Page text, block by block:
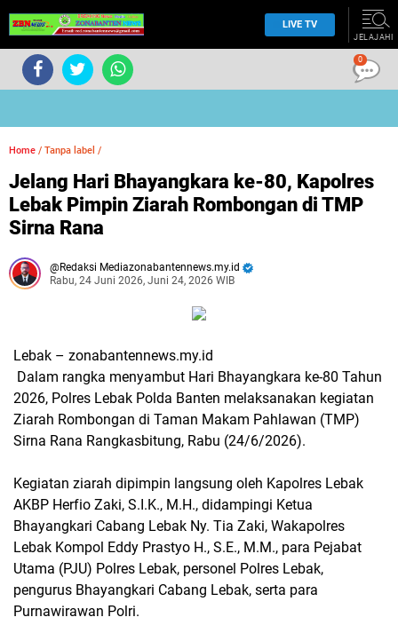
LIVE TV
JELAJAHI
Home / Tanpa label /
Jelang Hari Bhayangkara ke-80, Kapolres
Lebak Pimpin Ziarah Rombongan di TMP
Sirna Rana
Redaksi Mediazonabantennews.my.id
Rabu, 24 Juni 2026, Juni 24, 2026 WIB
Lebak – zonabantennews.my.id
Dalam rangka menyambut Hari Bhayangkara ke-80 Tahun
2026, Polres Lebak Polda Banten melaksanakan kegiatan
Ziarah Rombongan di Taman Makam Pahlawan (TMP)
Sirna Rana Rangkasbitung, Rabu (24/6/2026).
Kegiatan ziarah dipimpin langsung oleh Kapolres Lebak
AKBP Herfio Zaki, S.I.K., M.H., didampingi Ketua
Bhayangkari Cabang Lebak Ny. Tia Zaki, Wakapolres
Lebak Kompol Eddy Prastyo H., S.E., M.M., para Pejabat
Utama (PJU) Polres Lebak, personel Polres Lebak,
pengurus Bhayangkari Cabang Lebak, serta para
Purnawirawan Polri.
0